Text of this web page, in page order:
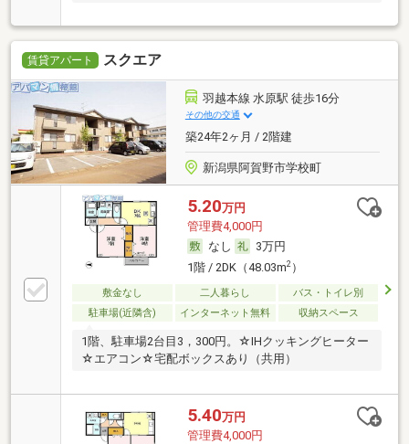
賃貸アパート スクエア
羽越本線 水原駅 徒歩16分
その他の交通
築24年2ヶ月 / 2階建
新潟県阿賀野市学校町
5.20万円
管理費4,000円
なし
3万円
1階 / 2DK（48.03m2）
敷金なし 二人暮らし
バス・トイレ別
駐車場(近隣含)
インターネット無料 収納スペース
1階、駐車場2台目3，300円。☆IHクッキングヒーター
☆エアコン☆宅配ボックスあり（共用）
5.40万円
管理費4,000円